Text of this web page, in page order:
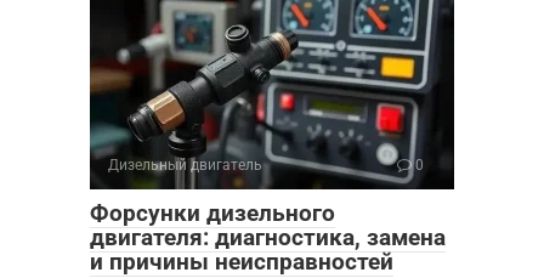
Дизельный двигатель 0
Форсунки дизельного
двигателя: диагностика, замена
и причины неисправностей